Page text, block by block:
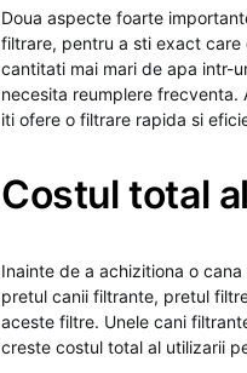
Doua aspecte foarte
filtrare, pentru a sti exact
cantitati mai mari de apa intr-
necesita reumplere
iti ofere o filtrare rapida si
Costul total
Inainte de a achizitiona o
pretul canii filtrante, pretul
aceste filtre. Unele cani
creste costul total al utilizarii